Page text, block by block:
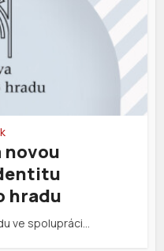
novou
hradu
ve spolupráci…